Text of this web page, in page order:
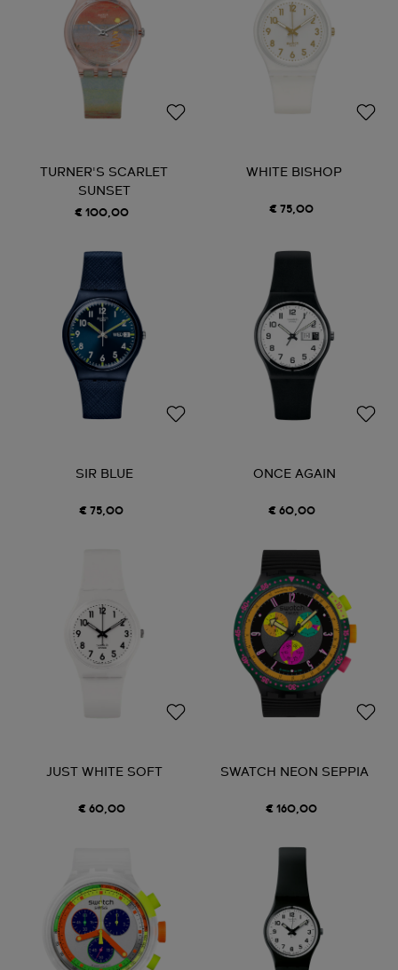
TURNER'S SCARLET
SUNSET
€ 100,00
WHITE BISHOP
€ 75,00
SIR BLUE
€ 75,00
ONCE AGAIN
€ 60,00
JUST WHITE SOFT
€ 60,00
SWATCH NEON SEPPIA
€ 160,00